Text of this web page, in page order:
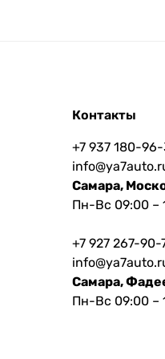
Контакты
+7 937 180-
Самара,
Пн-Вс 09:00 –
+7 927 267-90-
Самара,
Пн-Вс 09:00 –